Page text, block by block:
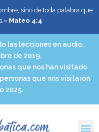
sino de toda palabra que
Mateo 4:4
las lecciones en audio.
de 2019.
que nos han visitado
que nos visitaron
2025.